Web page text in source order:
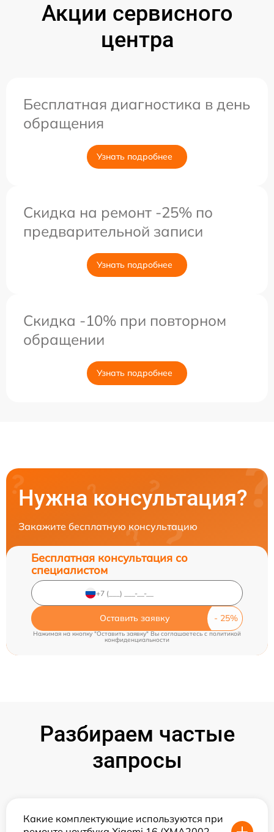
Акции сервисного
центра
Бесплатная диагностика в день
обращения
Узнать подробнее
Скидка на ремонт -25% по
предварительной записи
Узнать подробнее
Скидка -10% при повторном
обращении
Узнать подробнее
Нужна консультация?
Закажите бесплатную консультацию
Бесплатная консультация со
специалистом
Оставить заявку
Нажимая на кнопку "Оставить заявку" Вы соглашаетесь cполитикой
конфиденциальности
Разбираем частые
запросы
Какие комплектующие используются при